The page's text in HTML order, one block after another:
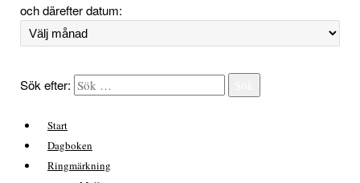
och därefter datum:
Sök efter:
Start
Dagboken
Ringmärkning